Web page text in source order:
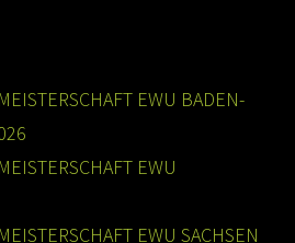
EWU BADEN-
EWU
EWU SACHSEN